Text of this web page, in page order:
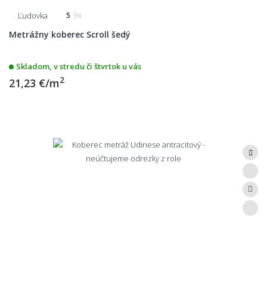
Ľudovka 5 9x
Metrážny koberec Scroll šedý
Skladom, v stredu či štvrtok u vás
21,23 €/m2